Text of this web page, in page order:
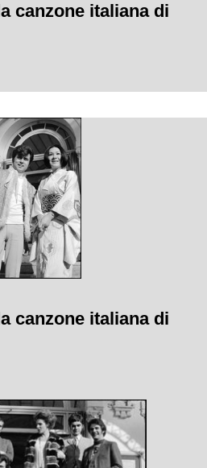
canzone italiana di
canzone italiana di